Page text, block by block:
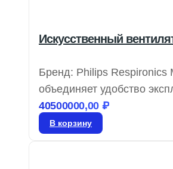
Искусственный
Бренд: Philips Respironics
объединяет удобство
пациента, обеспечивая
длительному
40500000,00 ₽
В корзину